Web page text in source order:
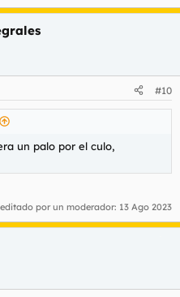
el culo.
#10
un palo por el culo,
por un moderador: 13 Ago 2023